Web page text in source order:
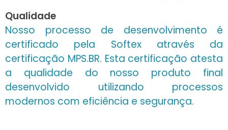
Qualidade
Nosso processo de desenvolvimento é
certificado pela Softex através da
certificação MPS.BR. Esta certificação atesta
a qualidade do nosso produto final
desenvolvido utilizando processos
modernos com eficiência e segurança.